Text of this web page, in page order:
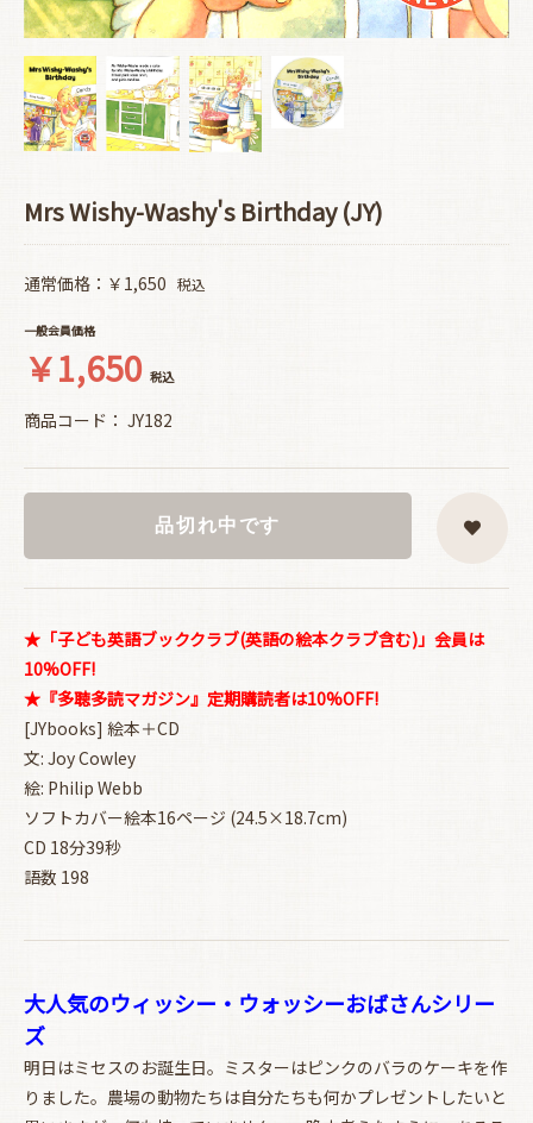
Mrs Wishy-Washy's Birthday (JY)
通常価格：￥1,650 税込
一般会員価格
￥1,650 税込
商品コード： JY182
品切れ中です
★「子ども英語ブッククラブ(英語の絵本クラブ含む)」会員は
10%OFF!
★『多聴多読マガジン』定期購読者は10%OFF!
[JYbooks] 絵本＋CD
文: Joy Cowley
絵: Philip Webb
ソフトカバー絵本16ページ (24.5×18.7cm)
CD 18分39秒
語数 198
大人気のウィッシー・ウォッシーおばさんシリー
ズ
明日はミセスのお誕生日。ミスターはピンクのバラのケーキを作
りました。農場の動物たちは自分たちも何かプレゼントしたいと